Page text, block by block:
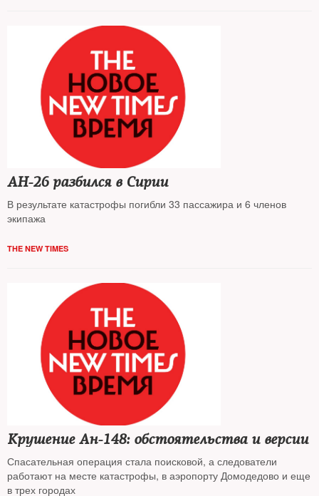
АН-26 разбился в Сирии
В результате катастрофы погибли 33 пассажира и 6 членов
экипажа
THE NEW TIMES
Крушение Ан-148: обстоятельства и версии
Спасательная операция стала поисковой, а следователи
работают на месте катастрофы, в аэропорту Домодедово и еще
в трех городах